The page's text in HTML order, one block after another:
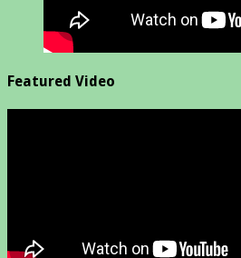
Featured Video